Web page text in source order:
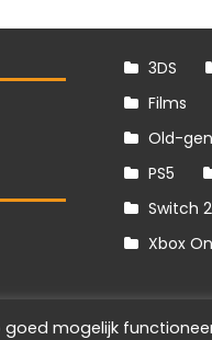
3DS
Films
Old-gen
PS5
Switch 2
Xbox
mogelijk